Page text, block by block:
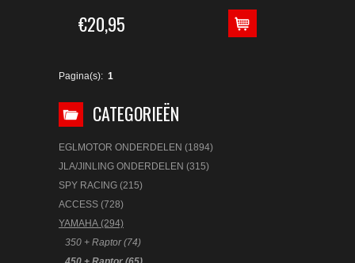
€20,95
Pagina(s): 1
CATEGORIEËN
EGLMOTOR ONDERDELEN (1894)
JLA/JINLING ONDERDELEN (315)
SPY RACING (215)
ACCESS (728)
YAMAHA (294)
350 + Raptor (74)